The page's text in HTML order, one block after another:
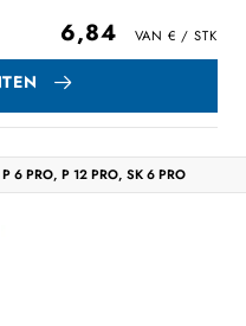
6,84
6 PRO, P 12 PRO, SK 6 PRO